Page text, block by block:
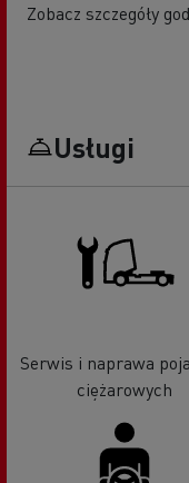
Zobacz szczegóły
Usługi
Serwis i naprawa
ciężarowych